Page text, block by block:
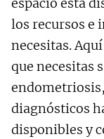
espacio está
los recursos e
necesitas.
que necesitas
diagnósticos
disponibles y